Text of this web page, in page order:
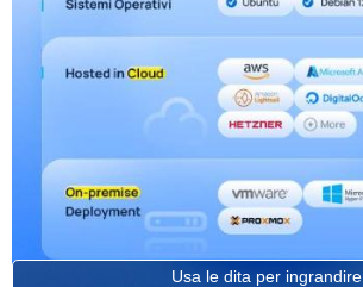
Usa le dita per ingrandire